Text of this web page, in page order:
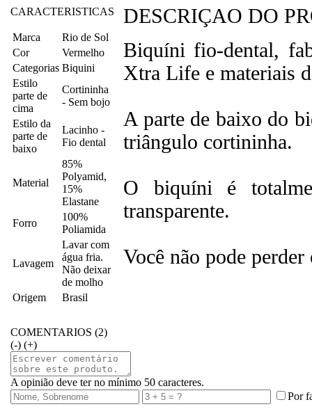
CARACTERISTICAS
Marca
Rio de Sol
Cor
Vermelho
Categorias Biquini
Estilo
parte de
cima
Cortininha
- Sem bojo
Estilo da
parte de
baixo
Lacinho -
Fio dental
Material
85%
Polyamid,
15%
Elastane
Forro
100%
Poliamida
Lavagem
Lavar com
água fria.
Não deixar
de molho
Origem
Brasil
DESCRIÇAO DO
Biquíni fio-dental,
Xtra Life e materiais
A parte de baixo do
triângulo cortininha.
O biquíni é
transparente.
Você não pode
COMENTARIOS (2)
(-) (+)
A opinião deve ter no mínimo 50 caracteres.
Por